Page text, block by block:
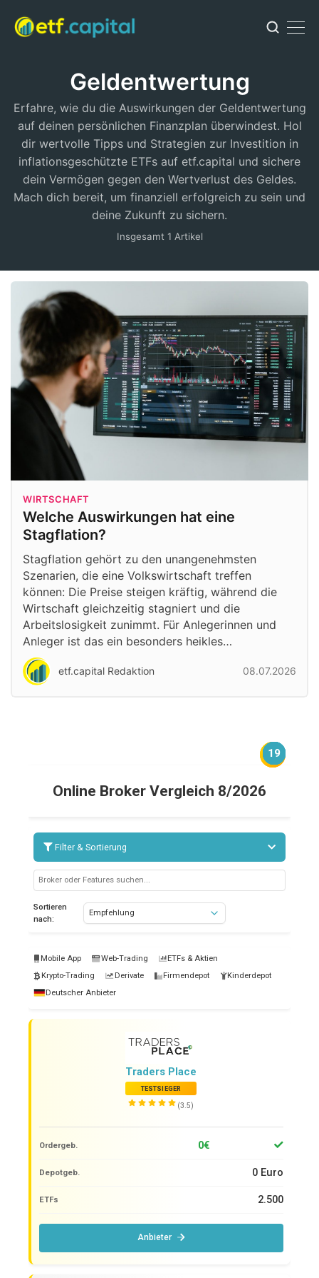
Geldentwertung
Erfahre, wie du die Auswirkungen der Geldentwertung
auf deinen persönlichen Finanzplan überwindest. Hol
dir wertvolle Tipps und Strategien zur Investition in
inflationsgeschützte ETFs auf etf.capital und sichere
dein Vermögen gegen den Wertverlust des Geldes.
Mach dich bereit, um finanziell erfolgreich zu sein und
deine Zukunft zu sichern.
Insgesamt 1 Artikel
WIRTSCHAFT
Welche Auswirkungen hat eine
Stagflation?
Stagflation gehört zu den unangenehmsten
Szenarien, die eine Volkswirtschaft treffen
können: Die Preise steigen kräftig, während die
Wirtschaft gleichzeitig stagniert und die
Arbeitslosigkeit zunimmt. Für Anlegerinnen und
Anleger ist das ein besonders heikles…
etf.capital Redaktion 08.07.2026